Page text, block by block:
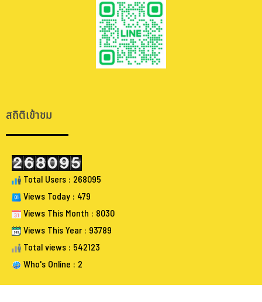
สถิติเข้าชม
Total Users : 268095
Views Today : 479
Views This Month : 8030
Views This Year : 93789
Total views : 542123
Who's Online : 2